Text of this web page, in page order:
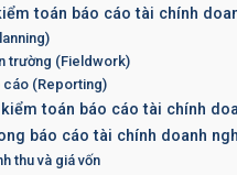
toán báo cáo tài chính
trường (Fieldwork)
cáo (Reporting)
toán báo cáo tài chính
báo cáo tài chính doanh
thu và giá vốn